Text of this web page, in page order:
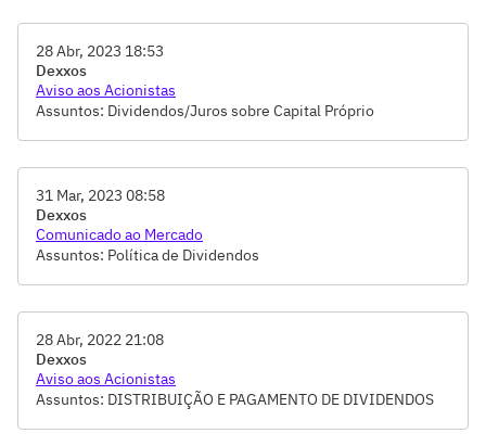
28 Abr, 2023 18:53
Dexxos
Aviso aos Acionistas
Assuntos: Dividendos/Juros sobre Capital Próprio
31 Mar, 2023 08:58
Dexxos
Comunicado ao Mercado
Assuntos: Política de Dividendos
28 Abr, 2022 21:08
Dexxos
Aviso aos Acionistas
Assuntos: DISTRIBUIÇÃO E PAGAMENTO DE DIVIDENDOS